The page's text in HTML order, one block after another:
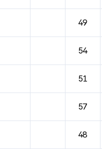
49
54
51
57
48